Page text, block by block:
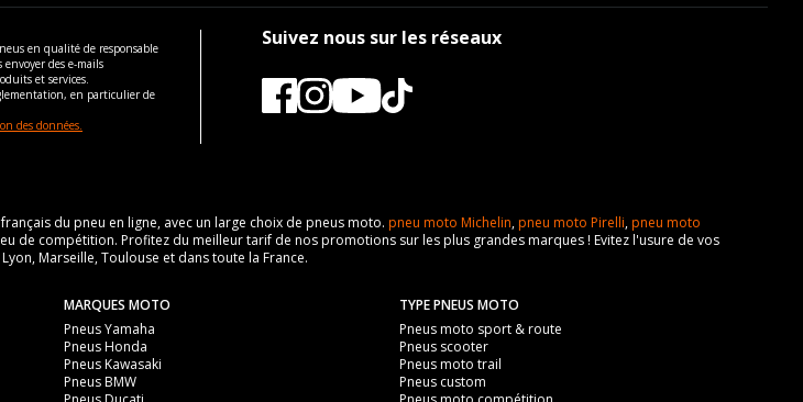
en qualité de responsable
des e-mails
et services.
en particulier de
des données.
Suivez nous sur les réseaux
du pneu en ligne, avec un large choix de pneus moto. pneu moto Michelin,pneu moto Pirelli,pneu moto
de compétition. Profitez du meilleur tarif de nos promotions sur les plus grandes marques ! Evitez l'usure de vos
Lyon, Marseille, Toulouse et dans toute la France.
MARQUES MOTO
Pneus Yamaha
Pneus Honda
Pneus Kawasaki
Pneus BMW
TYPE PNEUS MOTO
Pneus moto sport & route
Pneus scooter
Pneus moto trail
Pneus custom